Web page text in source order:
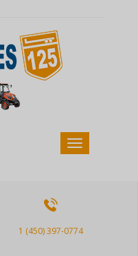
1 (450) 397-0774